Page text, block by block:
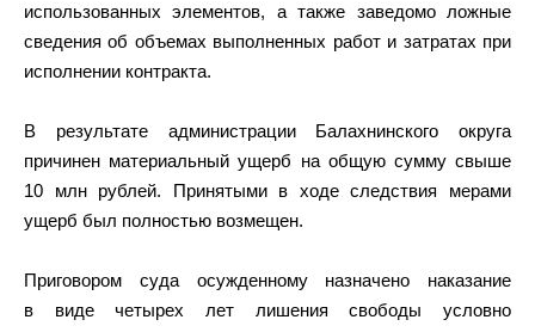
использованных элементов, а также заведомо ложные
сведения об объемах выполненных работ и затратах при
исполнении контракта.
В результате администрации Балахнинского округа
причинен материальный ущерб на общую сумму свыше
10 млн рублей. Принятыми в ходе следствия мерами
ущерб был полностью возмещен.
Приговором суда осужденному назначено наказание
в виде четырех лет лишения свободы условно